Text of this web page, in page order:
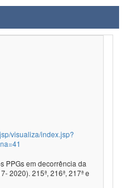
visualiza/index.jsp?
PPGs em decorrência da
2020). 215ª, 216ª, 217ª e